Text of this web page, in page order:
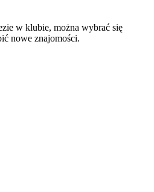
w klubie, można wybrać się
nowe znajomości.